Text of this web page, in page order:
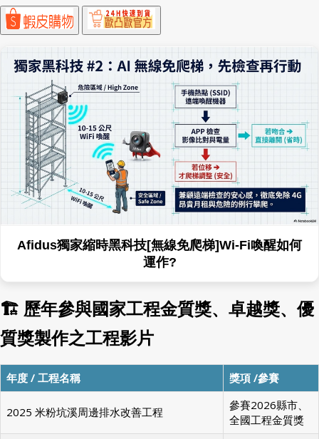
Afidus獨家縮時黑科技[無線免爬梯]Wi-Fi喚醒如何
運作?
🏗 歷年參與國家工程金質獎、卓越獎、優
質獎製作之工程影片
年度 / 工程名稱 獎項 /參賽
2025 米粉坑溪周邊排水改善工程
參賽2026縣市、
全國工程金質獎